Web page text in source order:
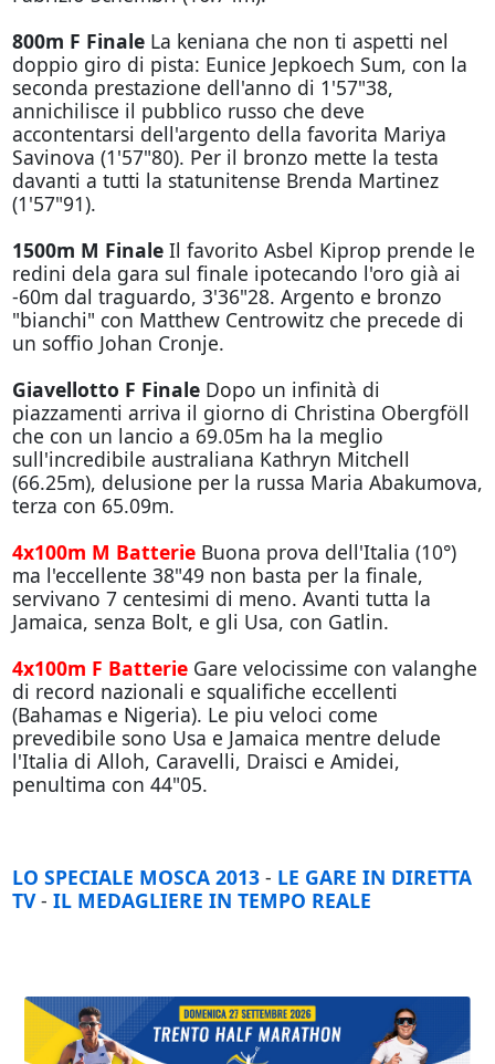
800m F Finale La keniana che non ti aspetti nel
doppio giro di pista: Eunice Jepkoech Sum, con la
seconda prestazione dell'anno di 1'57"38,
annichilisce il pubblico russo che deve
accontentarsi dell'argento della favorita Mariya
Savinova (1'57"80). Per il bronzo mette la testa
davanti a tutti la statunitense Brenda Martinez
(1'57"91).
1500m M Finale Il favorito Asbel Kiprop prende le
redini dela gara sul finale ipotecando l'oro già ai
-60m dal traguardo, 3'36"28. Argento e bronzo
"bianchi" con Matthew Centrowitz che precede di
un soffio Johan Cronje.
Giavellotto F FinaleDopo un infinità di
piazzamenti arriva il giorno di Christina Obergföll
che con un lancio a 69.05m ha la meglio
sull'incredibile australiana Kathryn Mitchell
(66.25m), delusione per la russa Maria Abakumova,
terza con 65.09m.
4x100m M BatterieBuona prova dell'Italia (10°)
ma l'eccellente 38"49 non basta per la finale,
servivano 7 centesimi di meno. Avanti tutta la
Jamaica, senza Bolt, e gli Usa, con Gatlin.
4x100m F BatterieGare velocissime con valanghe
di record nazionali e squalifiche eccellenti
(Bahamas e Nigeria). Le piu veloci come
prevedibile sono Usa e Jamaica mentre delude
l'Italia di Alloh, Caravelli, Draisci e Amidei,
penultima con 44"05.
LO SPECIALE MOSCA 2013- LE GARE IN DIRETTA
TV- IL MEDAGLIERE IN TEMPO REALE